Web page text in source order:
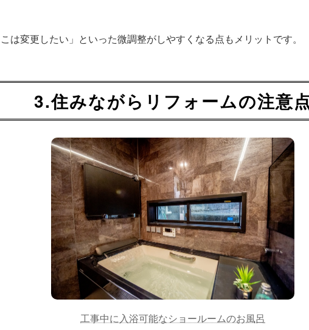
は変更したい」といった微調整がしやすくなる点もメリットです。
3.住みながらリフォームの注意
工事中に入浴可能なショールームのお風呂